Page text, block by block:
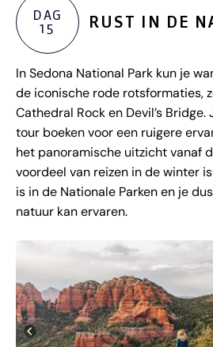
DAG
15
RUST IN DE
In Sedona National Park kun je
de iconische rode rotsformaties,
Cathedral Rock en Devil’s
tour boeken voor een ruigere
het panoramische uitzicht vanaf
voordeel van reizen in de winter
is in de Nationale Parken en je
natuur kan ervaren.